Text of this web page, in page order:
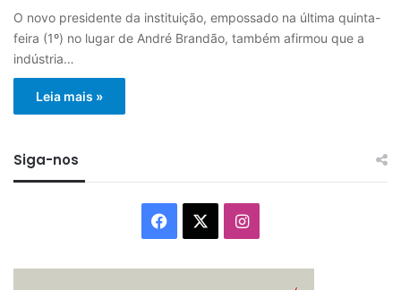
O novo presidente da instituição, empossado na última quinta-
feira (1º) no lugar de André Brandão, também afirmou que a
indústria…
Leia mais »
Siga-nos
Facebook Instagram